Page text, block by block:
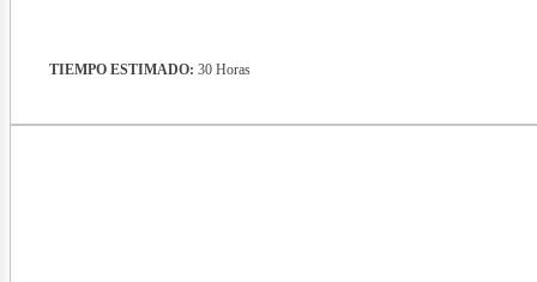
TIEMPO ESTIMADO: 30 Horas